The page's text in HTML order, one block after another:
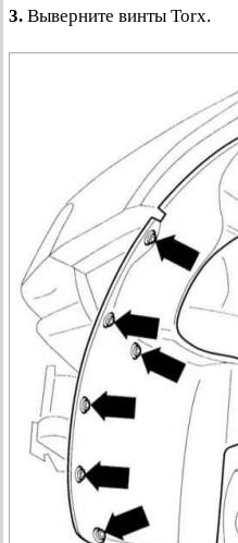
3. Выверните винты Torx.